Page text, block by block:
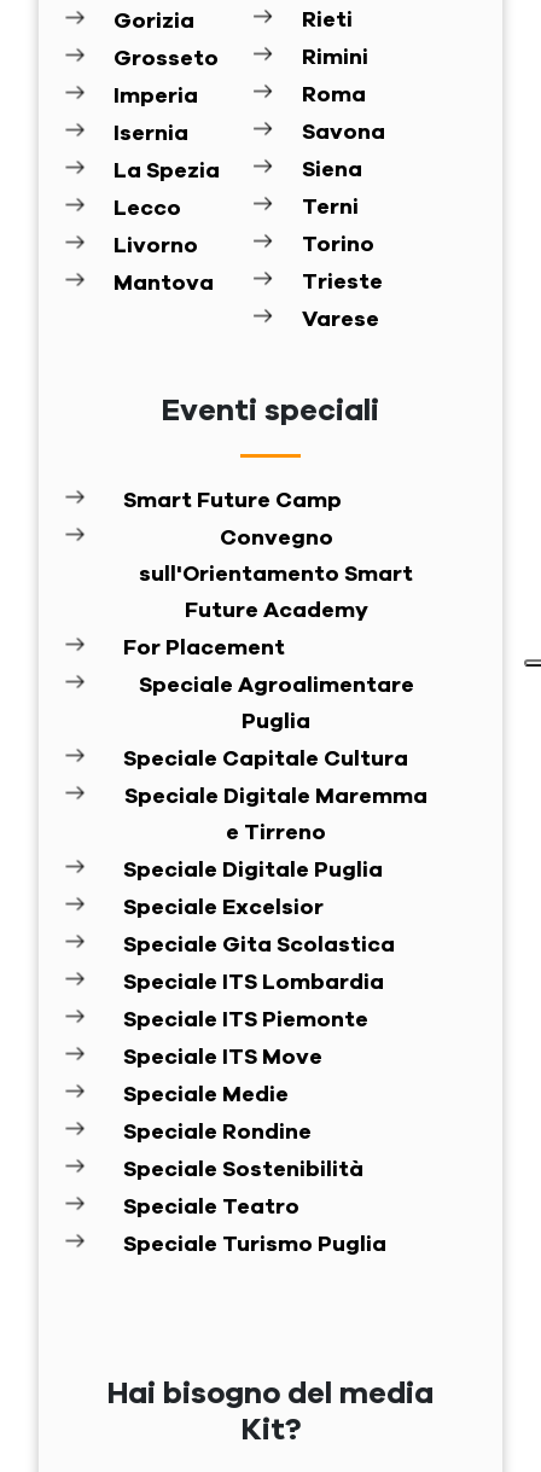
Gorizia
Grosseto
Imperia
Isernia
La Spezia
Lecco
Livorno
Mantova
Rieti
Rimini
Roma
Savona
Siena
Terni
Torino
Trieste
Varese
Eventi speciali
Smart Future Camp
Convegno
sull'Orientamento Smart
Future Academy
For Placement
Speciale Agroalimentare
Puglia
Speciale Capitale Cultura
Speciale Digitale Maremma
e Tirreno
Speciale Digitale Puglia
Speciale Excelsior
Speciale Gita Scolastica
Speciale ITS Lombardia
Speciale ITS Piemonte
Speciale ITS Move
Speciale Medie
Speciale Rondine
Speciale Sostenibilità
Speciale Teatro
Speciale Turismo Puglia
Hai bisogno del media
Kit?